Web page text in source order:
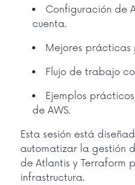
Configuración de
cuenta.
Mejores prácticas
Flujo de trabajo
Ejemplos
de AWS.
Esta sesión está
automatizar la gestión
de Atlantis y Terraform
infrastructura.